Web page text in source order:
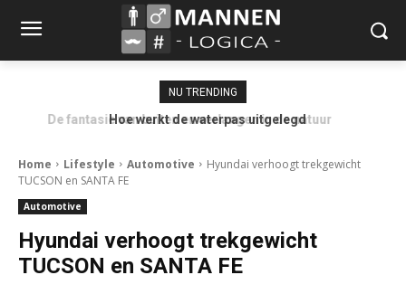
NU TRENDING
Hoe werkt de waterpas uitgelegd
Home Lifestyle Automotive
Hyundai verhoogt trekgewicht
TUCSON en SANTA FE
Automotive
Hyundai verhoogt trekgewicht
TUCSON en SANTA FE